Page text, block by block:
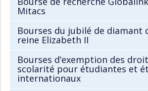
Mitacs
Bourses du jubilé de diamant
reine Elizabeth II
Bourses d’exemption des
scolarité pour étudiantes et
internationaux